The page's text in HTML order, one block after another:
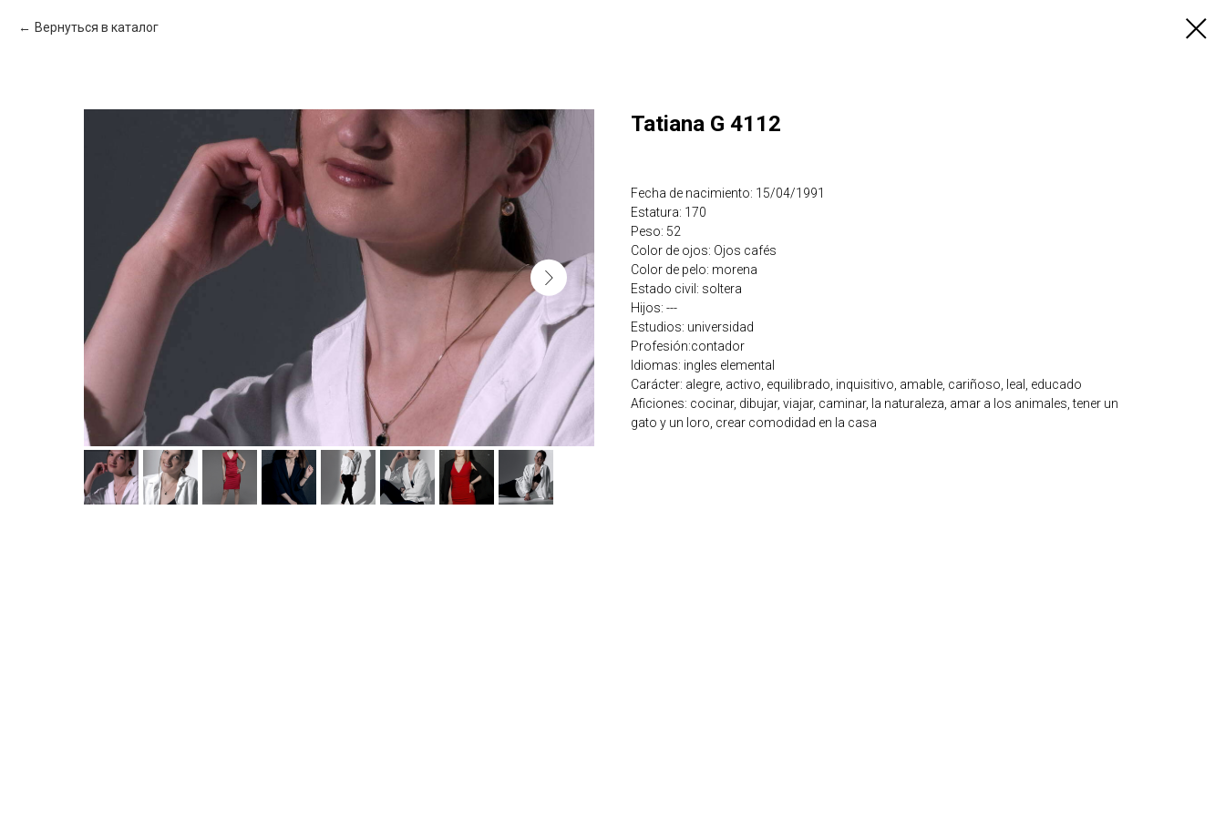
Вернуться в каталог
Tatiana G 4112
Fecha de nacimiento: 15/04/1991
Estatura: 170
Peso: 52
Color de ojos: Ojos cafés
Color de pelo: morena
Estado civil: soltera
Hijos: ---
Estudios: universidad
Profesión:contador
Idiomas: ingles elemental
Carácter: alegre, activo, equilibrado, inquisitivo, amable, cariñoso, leal, educado
Aficiones: cocinar, dibujar, viajar, caminar, la naturaleza, amar a los animales, tener un
gato y un loro, crear comodidad en la casa